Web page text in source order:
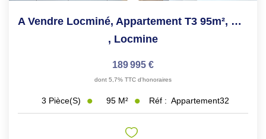
A Vendre Locminé, Appartement T3 95m², Garage Et Patio
, Locmine
189 995 €
dont 5,7% TTC d'honoraires
3 Pièce(s) 95 M² Réf : Appartement32